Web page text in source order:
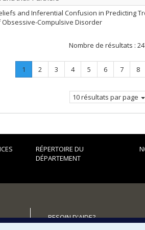
and Inferential Confusion in Predicting
Compulsive Disorder
Nombre de résultats :
Page
1
Page
Page
2 Page
3 Page
4 Page
5 Page
6 Page
7 8
10 résultats par page
RÉPERTOIRE DU
DÉPARTEMENT
BESOIN D'AIDE?